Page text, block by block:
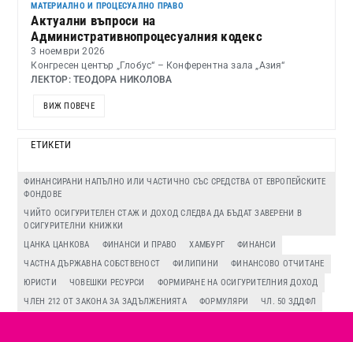
МАТЕРИАЛНО И ПРОЦЕСУАЛНО ПРАВО
Актуални въпроси на
Административнопроцесуалния кодекс
3 ноември 2026
Конгресен център „Глобус“ – Конферентна зала „Азия“
ЛЕКТОР: ТЕОДОРА НИКОЛОВА
ВИЖ ПОВЕЧЕ
ЕТИКЕТИ
ФИНАНСИРАНИ НАПЪЛНО ИЛИ ЧАСТИЧНО СЪС СРЕДСТВА ОТ ЕВРОПЕЙСКИТЕ
ФОНДОВЕ
ЧИЙТО ОСИГУРИТЕЛЕН СТАЖ И ДОХОД СЛЕДВА ДА БЪДАТ ЗАВЕРЕНИ В
ОСИГУРИТЕЛНИ КНИЖКИ
ЦАНКА ЦАНКОВА
ФИНАНСИ И ПРАВО ХАМБУРГ
ФИНАНСИ
ЧАСТНА ДЪРЖАВНА СОБСТВЕНОСТ
ФИЛИПИНИ
ФИНАНСОВО ОТЧИТАНЕ
ЮРИСТИ
ЧОВЕШКИ РЕСУРСИ
ФОРМИРАНЕ НА ОСИГУРИТЕЛНИЯ ДОХОД
ЧЛЕН 212 ОТ ЗАКОНА ЗА ЗАДЪЛЖЕНИЯТА
ФОРМУЛЯРИ ЧЛ. 50 ЗДДФЛ